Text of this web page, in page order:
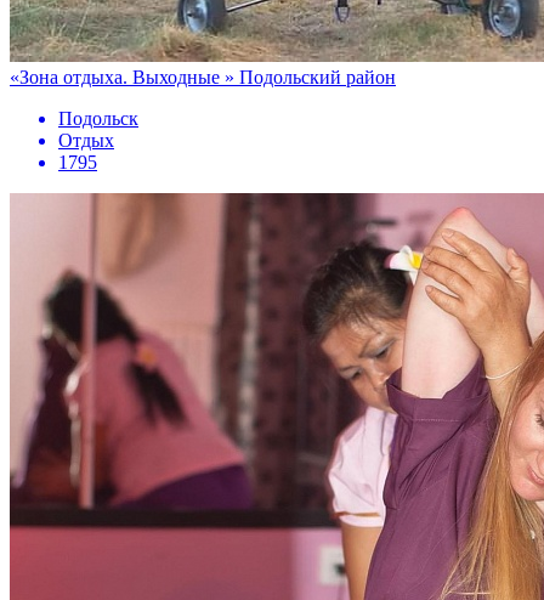
«Зона отдыха. Выходные » Подольский район
Подольск
Отдых
1795